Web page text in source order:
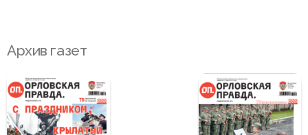
Архив газет